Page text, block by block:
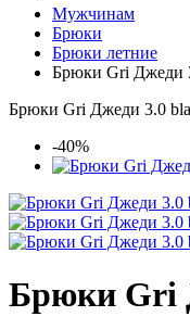
Мужчинам
Брюки
Брюки летние
Брюки Gri Джеди
Брюки Gri Джеди 3.0
-40%
Брюки Gri